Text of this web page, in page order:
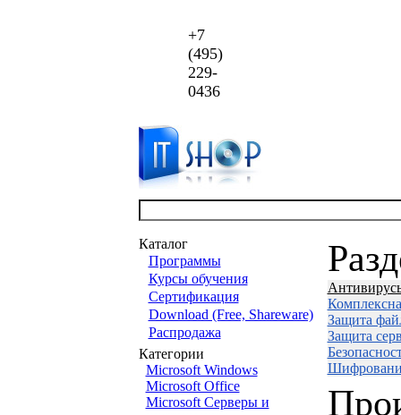
+7
(495)
229-
0436
Каталог
Программы
Курсы обучения
Сертификация
Download (Free, Shareware)
Распродажа
Категории
Microsoft Windows
Microsoft Office
Microsoft Серверы и
Защита
Защита